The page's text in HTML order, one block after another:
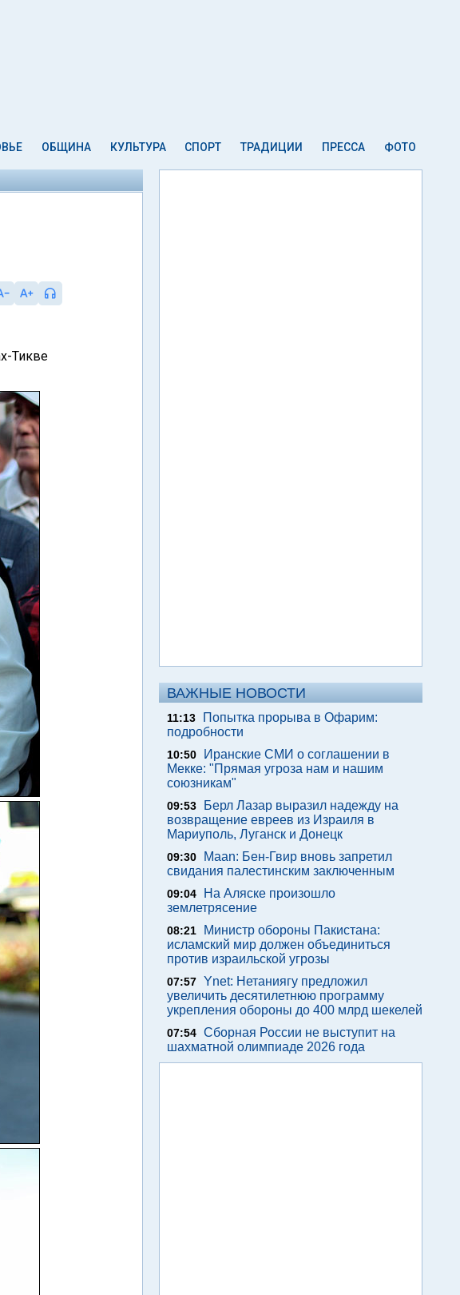
ОБЩИНА КУЛЬТУРА СПОРТ ТРАДИЦИИ ПРЕССА ФОТО
Тикве
ВАЖНЫЕ НОВОСТИ
11:13
Попытка прорыва в Офарим:
подробности
10:50
Иранские СМИ о соглашении в
Мекке: "Прямая угроза нам и нашим
союзникам"
09:53
Берл Лазар выразил надежду на
возвращение евреев из Израиля в
Мариуполь, Луганск и Донецк
09:30
Maan: Бен-Гвир вновь запретил
свидания палестинским заключенным
09:04
На Аляске произошло
землетрясение
08:21
Министр обороны Пакистана:
исламский мир должен объединиться
против израильской угрозы
07:57 Ynet: Нетаниягу предложил
увеличить десятилетнюю программу
укрепления обороны до 400 млрд шекелей
07:54 Сборная России не выступит на
шахматной олимпиаде 2026 года